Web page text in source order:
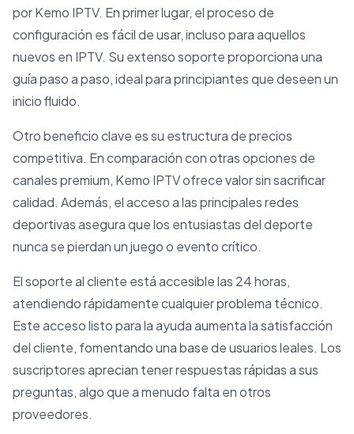
por Kemo IPTV. En primer lugar, el proceso de
configuración es fácil de usar, incluso para aquellos
nuevos en IPTV. Su extenso soporte proporciona una
guía paso a paso, ideal para principiantes que deseen un
inicio fluido.
Otro beneficio clave es su estructura de precios
competitiva. En comparación con otras opciones de
canales premium, Kemo IPTV ofrece valor sin sacrificar
calidad. Además, el acceso a las principales redes
deportivas asegura que los entusiastas del deporte
nunca se pierdan un juego o evento crítico.
El soporte al cliente está accesible las 24 horas,
atendiendo rápidamente cualquier problema técnico.
Este acceso listo para la ayuda aumenta la satisfacción
del cliente, fomentando una base de usuarios leales. Los
suscriptores aprecian tener respuestas rápidas a sus
preguntas, algo que a menudo falta en otros
proveedores.